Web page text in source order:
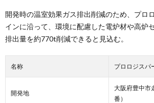
開発時の温室効果ガス排出削減のため、プロ
インに沿って、環境に配慮した電炉材や高炉
排出量を約770t削減できると見込む。
名称 プロロジスパ
開発地
大阪府豊中市
番）